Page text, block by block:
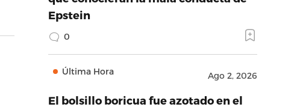
Epstein
0
Última Hora Ago 2, 2026
El bolsillo boricua fue azotado en el